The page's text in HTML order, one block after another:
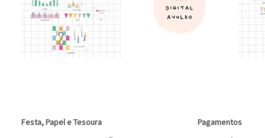
Festa, Papel e Tesoura
Pagamentos